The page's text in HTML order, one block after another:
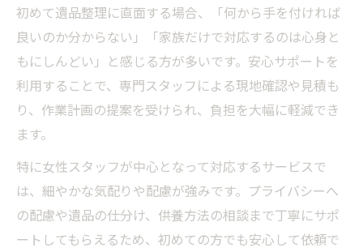
初めて遺品整理に直面する場合、「何から手を付ければ
良いのか分からない」「家族だけで対応するのは心身と
もにしんどい」と感じる方が多いです。安心サポートを
利用することで、専門スタッフによる現地確認や見積も
り、作業計画の提案を受けられ、負担を大幅に軽減でき
ます。
特に女性スタッフが中心となって対応するサービスで
は、細やかな気配りや配慮が強みです。プライバシーへ
の配慮や遺品の仕分け、供養方法の相談まで丁寧にサポ
ートしてもらえるため、初めての方でも安心して依頼で